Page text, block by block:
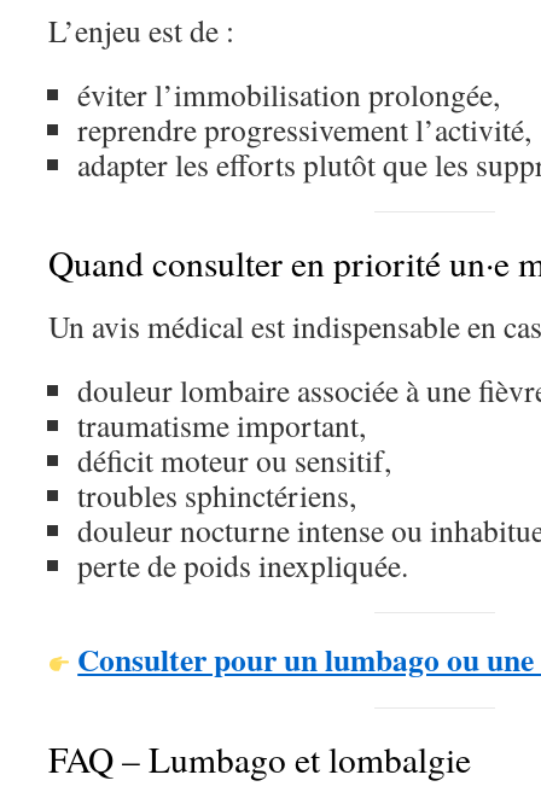
L’enjeu est de :
éviter l’immobilisation prolongée,
reprendre progressivement l’activité,
adapter les efforts plutôt que les
Quand consulter en priorité un·e
Un avis médical est indispensable en
douleur lombaire associée à une
traumatisme important,
déficit moteur ou sensitif,
troubles sphinctériens,
douleur nocturne intense ou
perte de poids inexpliquée.
Consulter pour un lumbago ou
FAQ – Lumbago et lombalgie